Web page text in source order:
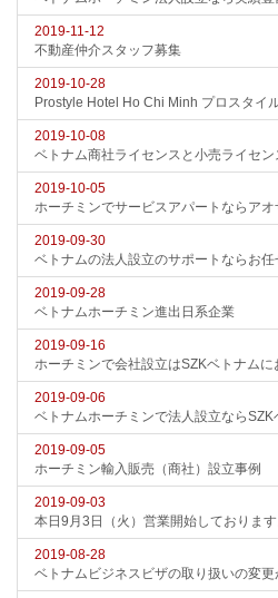
2019-11-12
不動産仲介スタッフ募集
2019-10-28
Prostyle Hotel Ho Chi Minh プロスタイ
2019-10-08
ベトナム商社ライセンスと小売ライセン
2019-10-05
ホーチミンでサービスアパートならア
2019-09-30
ベトナムの法人設立のサポートならお
2019-09-28
ベトナムホーチミン進出日系企業
2019-09-16
ホーチミンで会社設立はSZKベトナムに
2019-09-06
ベトナムホーチミンで法人設立ならSZK
2019-09-05
ホーチミン輸入販売（商社）設立事例
2019-09-03
本日9月3日（火）営業開始しております
2019-08-28
ベトナムビジネスビザの取り扱いの変更